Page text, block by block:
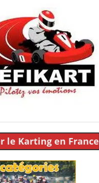
le Karting en France